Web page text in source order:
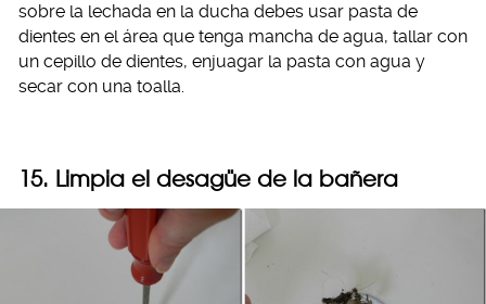
sobre la lechada en la ducha debes usar pasta de
dientes en el área que tenga mancha de agua, tallar con
un cepillo de dientes, enjuagar la pasta con agua y
secar con una toalla.
15. Limpia el desagüe de la bañera